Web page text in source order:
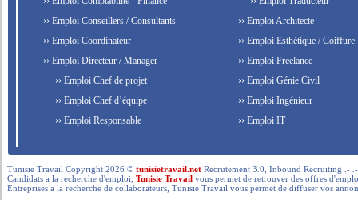
›› Emploi Conseillers / Consultants
›› Emploi Coordinateur
›› Emploi Directeur / Manager
›› Emploi Chef de projet
›› Emploi Chef d’équipe
›› Emploi Responsable
›› Emploi Architecte
›› Emploi Esthétique / Coiffure
›› Emploi Freelance
›› Emploi Génie Civil
›› Emploi Ingénieur
›› Emploi IT
Tunisie Travail Copyright 2026 ©tunisietravail.net Recrutement 3.0, Inbound Recruiting .-
Candidats a la recherche d'emploi,Tunisie Travail vous permet de retrouver des offres
Entreprises a la recherche de collaborateurs, Tunisie Travail vous permet de diffuser vos